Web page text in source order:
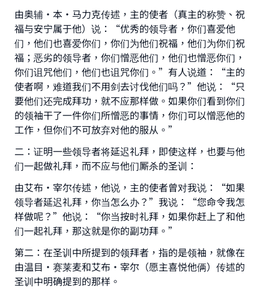
由奥辅·本·马力克传述，主的使者（真主的称赞、祝
福与安宁属于他）说：“优秀的领导者，你们喜爱他
们，他们也喜爱你们，你们为他们祝福，他们为你们祝
福；恶劣的领导者，你们憎恶他们，他们也憎恶你们，
你们诅咒他们，他们也诅咒你们。”有人说道：“主的
使者啊，难道我们不用剑去讨伐他们吗？”他说：“只
要他们还完成拜功，就不应那样做。如果你们看到你们
的领袖干了一件你们所憎恶的事情，你们可以憎恶他的
工作，但你们不可放弃对他的服从。”
二：证明一些领导者将延迟礼拜，即使这样，也要与他
们一起做礼拜，而不应与他们厮杀的圣训：
由艾布·宰尔传述，他说，主的使者曾对我说：“如果
领导者延迟礼拜，你当怎么办？”我说：“您命令我怎
样做呢？”他说：“你当按时礼拜，如果你赶上了和他
们一起礼拜，那这就是你的副功拜。”
第二：在圣训中所提到的领拜者，指的是领袖，就像在
由温目·赛莱麦和艾布·宰尔（愿主喜悦他俩）传述的
圣训中明确提到的那样。
Make an impact on millions of lives
with your contribution today
Your support is crucial for our mission.
"A person who leads others to doing what is
good will earn the same reward as those who
do it."
(MUSLIM, 1893)
Support IslamQA